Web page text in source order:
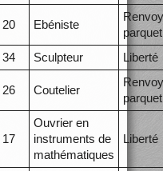
20 Ebéniste
parquet
34 Sculpteur Liberté
26 Coutelier
parquet
17
Ouvrier en
instruments de
mathématiques
Liberté